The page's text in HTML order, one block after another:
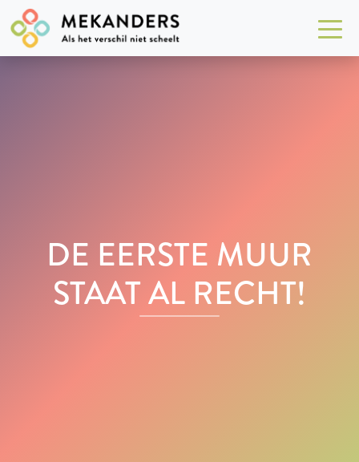
DE EERSTE MUUR
STAAT AL RECHT!